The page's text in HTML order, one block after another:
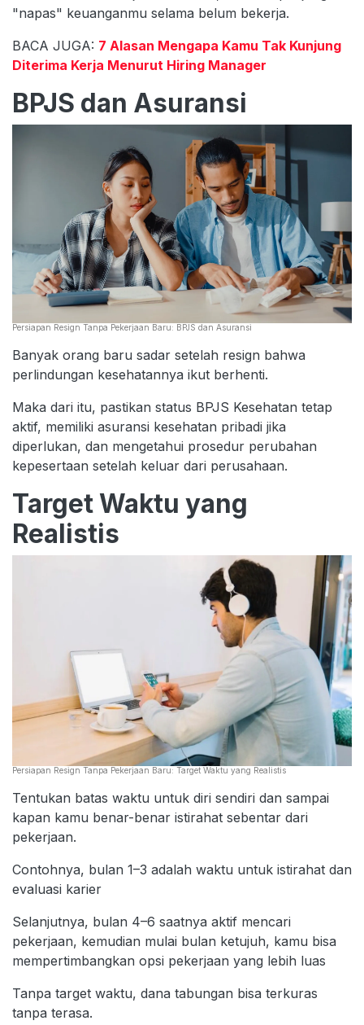
"napas" keuanganmu selama belum bekerja.
BACA JUGA: 7 Alasan Mengapa Kamu Tak Kunjung
Diterima Kerja Menurut Hiring Manager
BPJS dan Asuransi
Persiapan Resign Tanpa Pekerjaan Baru: BPJS dan Asuransi
Banyak orang baru sadar setelah resign bahwa
perlindungan kesehatannya ikut berhenti.
Maka dari itu, pastikan status BPJS Kesehatan tetap
aktif, memiliki asuransi kesehatan pribadi jika
diperlukan, dan mengetahui prosedur perubahan
kepesertaan setelah keluar dari perusahaan.
Target Waktu yang
Realistis
Persiapan Resign Tanpa Pekerjaan Baru: Target Waktu yang Realistis
Tentukan batas waktu untuk diri sendiri dan sampai
kapan kamu benar-benar istirahat sebentar dari
pekerjaan.
Contohnya, bulan 1–3 adalah waktu untuk istirahat dan
evaluasi karier
Selanjutnya, bulan 4–6 saatnya aktif mencari
pekerjaan, kemudian mulai bulan ketujuh, kamu bisa
mempertimbangkan opsi pekerjaan yang lebih luas
Tanpa target waktu, dana tabungan bisa terkuras
tanpa terasa.